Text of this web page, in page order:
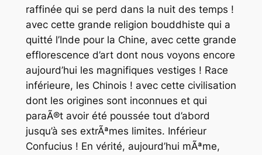
raffinée qui se perd dans la nuit des temps !
avec cette grande religion bouddhiste qui a
quitté l’Inde pour la Chine, avec cette grande
efflorescence d’art dont nous voyons encore
aujourd’hui les magnifiques vestiges ! Race
inférieure, les Chinois ! avec cette civilisation
dont les origines sont inconnues et qui
paraÃ®t avoir été poussée tout d’abord
jusqu’à ses extrÃªmes limites. Inférieur
Confucius ! En vérité, aujourd’hui mÃªme,